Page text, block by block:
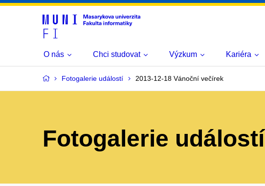
O nás Chci studovat Výzkum Kariéra
Fotogalerie událostí 2013-12-18 Vánoční večírek
Fotogalerie událostí